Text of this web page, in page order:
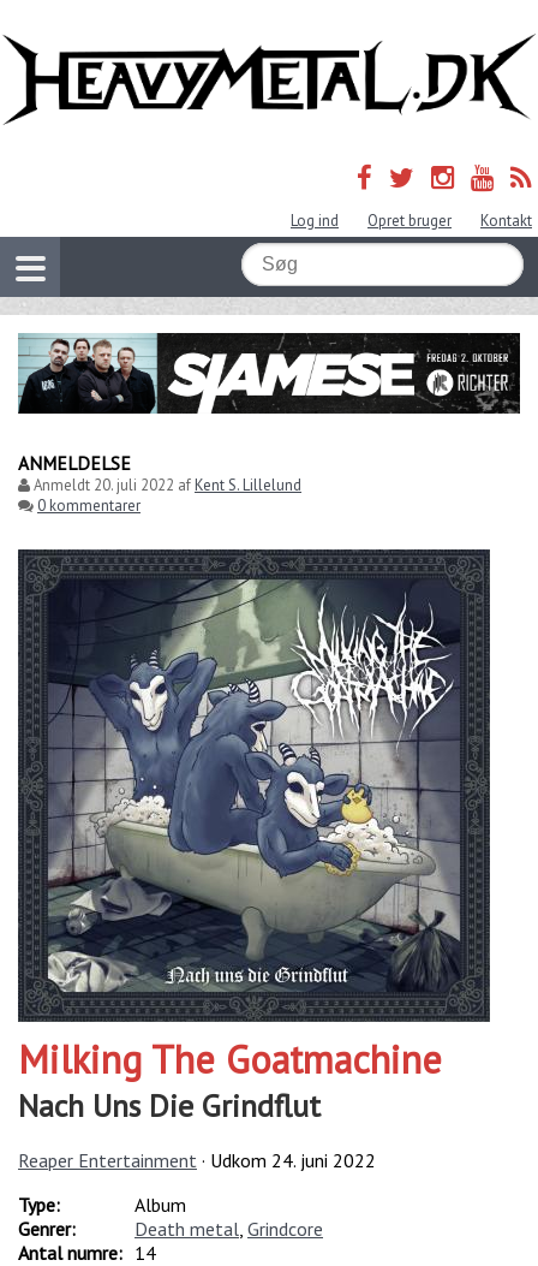
Log ind Opret bruger Kontakt
ANMELDELSE
Anmeldt 20. juli 2022 afKent S. Lillelund
0 kommentarer
Milking The Goatmachine
Nach Uns Die Grindflut
Reaper Entertainment · Udkom 24. juni 2022
Type:
Album
Genrer:
Death metal Grindcore
Antal numre: 14